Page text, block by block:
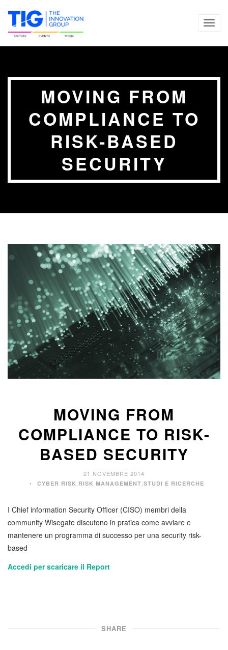
​MOVING FROM
COMPLIANCE TO
RISK-BASED
SECURITY
​MOVING FROM
COMPLIANCE TO RISK-
BASED SECURITY
21 NOVEMBRE 2014
CYBER RISK RISK MANAGEMENT STUDI E RICERCHE
I Chief information Security Officer (CISO) membri della
community Wisegate discutono in pratica come avviare e
mantenere un programma di successo per una security risk-
based
Accedi per scaricare il Report
SHARE